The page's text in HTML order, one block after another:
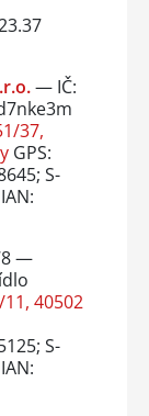
— IČ:
37,
GPS:
S-
—
40502
S-